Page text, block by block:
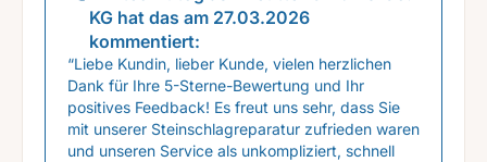
KG hat das am 27.03.2026
kommentiert:
“Liebe Kundin, lieber Kunde, vielen herzlichen
Dank für Ihre 5-Sterne-Bewertung und Ihr
positives Feedback! Es freut uns sehr, dass Sie
mit unserer Steinschlagreparatur zufrieden waren
und unseren Service als unkompliziert, schnell